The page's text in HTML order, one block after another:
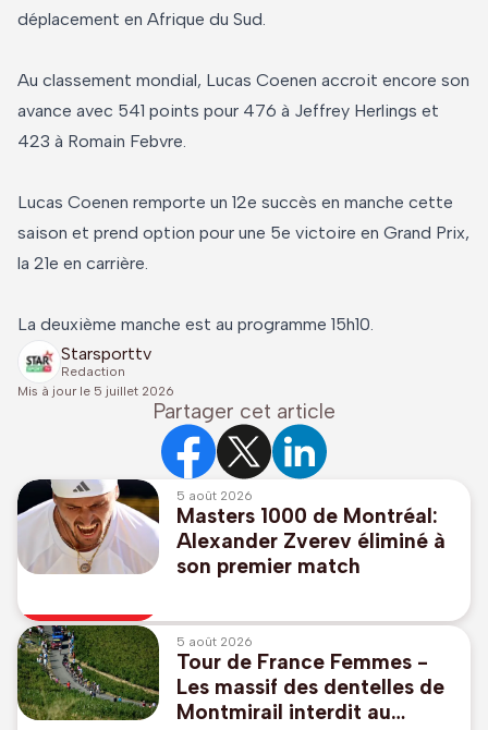
déplacement en Afrique du Sud.
Au classement mondial, Lucas Coenen accroit encore son
avance avec 541 points pour 476 à Jeffrey Herlings et
423 à Romain Febvre.
Lucas Coenen remporte un 12e succès en manche cette
saison et prend option pour une 5e victoire en Grand Prix,
la 21e en carrière.
La deuxième manche est au programme 15h10.
Starsporttv
Redaction
Mis à jour le 5 juillet 2026
Partager cet article
5 août 2026
Masters 1000 de Montréal:
Alexander Zverev éliminé à
son premier match
5 août 2026
Tour de France Femmes -
Les massif des dentelles de
Montmirail interdit au